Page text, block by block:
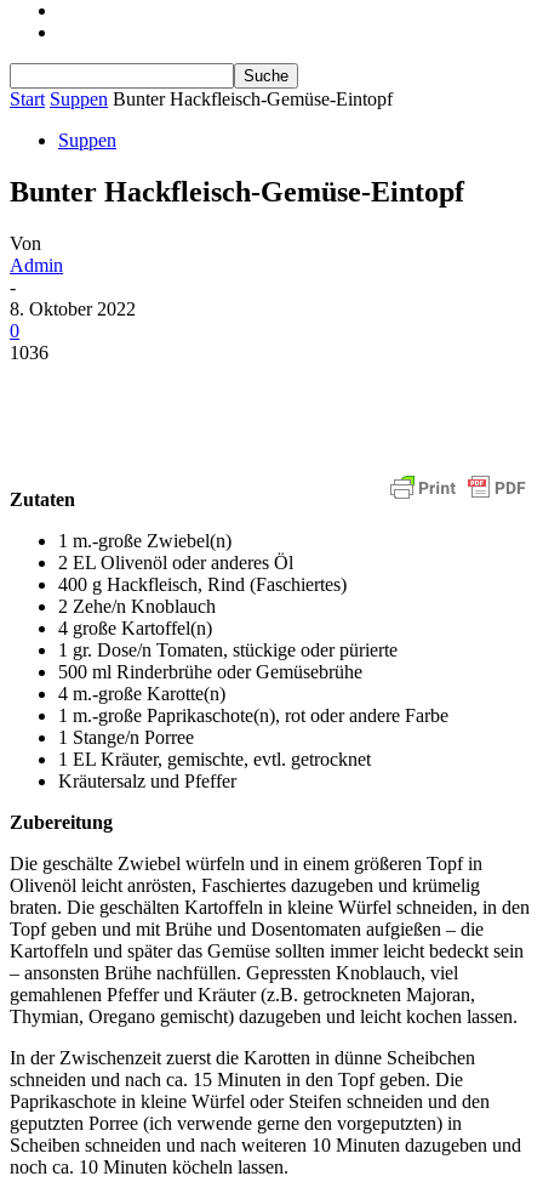
Start Suppen Bunter Hackfleisch-Gemüse-Eintopf
Suppen
Bunter Hackfleisch-Gemüse-Eintopf
Von
Admin
-
8. Oktober 2022
0
1036
Zutaten
1 m.-große Zwiebel(n)
2 EL Olivenöl oder anderes Öl
400 g Hackfleisch, Rind (Faschiertes)
2 Zehe/n Knoblauch
4 große Kartoffel(n)
1 gr. Dose/n Tomaten, stückige oder pürierte
500 ml Rinderbrühe oder Gemüsebrühe
4 m.-große Karotte(n)
1 m.-große Paprikaschote(n), rot oder andere Farbe
1 Stange/n Porree
1 EL Kräuter, gemischte, evtl. getrocknet
Kräutersalz und Pfeffer
Zubereitung
Die geschälte Zwiebel würfeln und in einem größeren Topf in
Olivenöl leicht anrösten, Faschiertes dazugeben und krümelig
braten. Die geschälten Kartoffeln in kleine Würfel schneiden, in den
Topf geben und mit Brühe und Dosentomaten aufgießen – die
Kartoffeln und später das Gemüse sollten immer leicht bedeckt sein
– ansonsten Brühe nachfüllen. Gepressten Knoblauch, viel
gemahlenen Pfeffer und Kräuter (z.B. getrockneten Majoran,
Thymian, Oregano gemischt) dazugeben und leicht kochen lassen.
In der Zwischenzeit zuerst die Karotten in dünne Scheibchen
schneiden und nach ca. 15 Minuten in den Topf geben. Die
Paprikaschote in kleine Würfel oder Steifen schneiden und den
geputzten Porree (ich verwende gerne den vorgeputzten) in
Scheiben schneiden und nach weiteren 10 Minuten dazugeben und
noch ca. 10 Minuten köcheln lassen.